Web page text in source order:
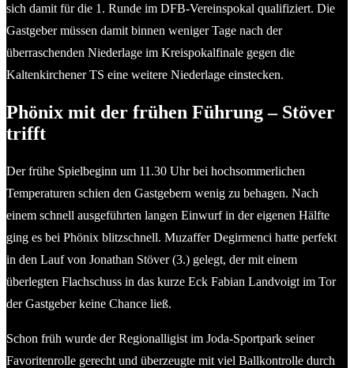
sich damit für die 1. Runde im DFB-Vereinspokal qualifiziert. Die
Gastgeber müssen damit binnen weniger Tage nach der
überraschenden Niederlage im Kreispokalfinale gegen die
Kaltenkirchener TS eine weitere Niederlage einstecken.
Phönix mit der frühen Führung – Stöver
trifft
Der frühe Spielbeginn um 11.30 Uhr bei hochsommerlichen
Temperaturen schien den Gastgebern wenig zu behagen. Nach
einem schnell ausgeführten langen Einwurf in der eigenen Hälfte
ging es bei Phönix blitzschnell. Muzaffer Degirmenci hatte perfekt
in den Lauf von Jonathan Stöver (3.) gelegt, der mit einem
überlegten Flachschuss in das kurze Eck Fabian Landvoigt im Tor
der Gastgeber keine Chance ließ.
Schon früh wurde der Regionalligist im Joda-Sportpark seiner
Favoritenrolle gerecht und überzeugte mit viel Ballkontrolle durch